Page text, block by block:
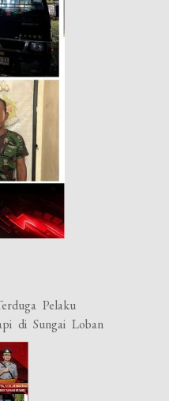
Pelaku
di Sungai Loban